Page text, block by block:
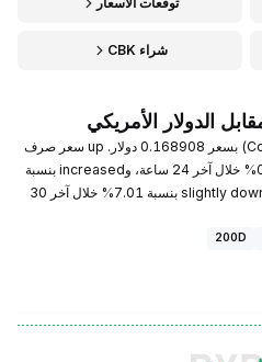
شراء CBK
يجري اليوم، تداوُل واحد (1) CBK ‏(Cobak) بسعر 0.168908 دولار. up سعر صرف
CBK مقابل الدولار الأمريكي بنسبة 0.15% خلال آخر 24 ساعة، وincreased بنسبة
3.32% خلال الأسبوع الماضي، وslightly downward بنسبة 7.01% خلال آخر 30
200D